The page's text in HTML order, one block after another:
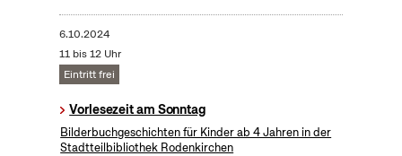
6.10.2024
11 bis 12 Uhr
Eintritt frei
Vorlesezeit am Sonntag
Bilderbuchgeschichten für Kinder ab 4 Jahren in der
Stadtteilbibliothek Rodenkirchen